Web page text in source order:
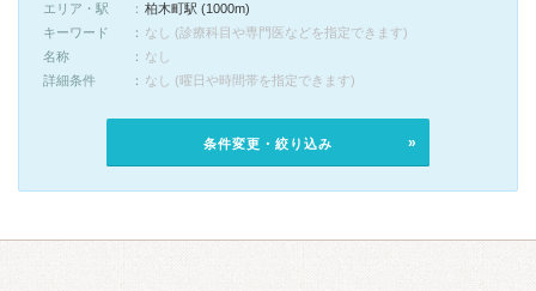
エリア・駅
柏木町駅 (1000m)
キーワード
なし (診療科目や専門医などを指定できます)
名称
なし
詳細条件
なし (曜日や時間帯を指定できます)
条件変更・絞り込み